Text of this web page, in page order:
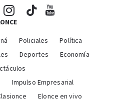
Policiales
Política
Deportes
Economía
Impulso Empresarial
Elonce en vivo